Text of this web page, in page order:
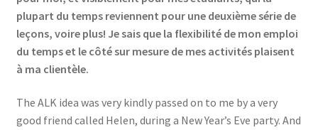
plupart du temps reviennent pour une deuxième série de
leçons, voire plus! Je sais que la flexibilité de mon emploi
du temps et le côté sur mesure de mes activités plaisent
à ma clientèle.
The ALK idea was very kindly passed on to me by a very
good friend called Helen, during a New Year’s Eve party. And